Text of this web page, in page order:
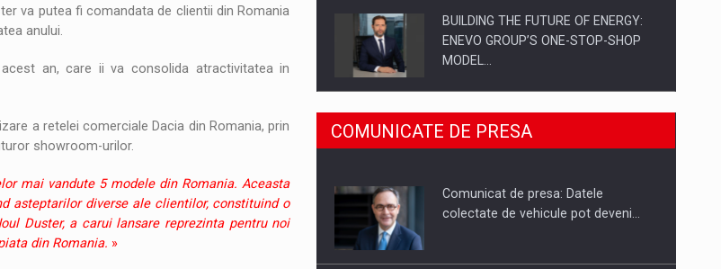
va putea fi comandata de clientii din Romania
anului.
an, care ii va consolida atractivitatea in
a retelei comerciale Dacia din Romania, prin
showroom-urilor.
mai vandute 5 modele din Romania. Aceasta
asteptarilor diverse ale clientilor, constituind o
Duster, a carui lansare reprezinta pentru noi
din Romania. »
BUILDING THE FUTURE OF ENERGY:
ENEVO GROUP’S ONE-STOP-SHOP
MODEL…
ROOTED IN ROMANIA, BUILT TO
DELIVER TECHNOLOGY FOR THE…
PUTTING ROMANIAN CORPORATE
COMUNICATE DE PRESA
Comunicat de presa: Datele
colectate de vehicule pot deveni…